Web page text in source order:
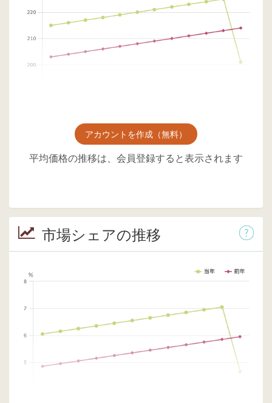
アカウントを作成（無料）
平均価格の推移は、会員登録すると表示されます
市場シェアの推移